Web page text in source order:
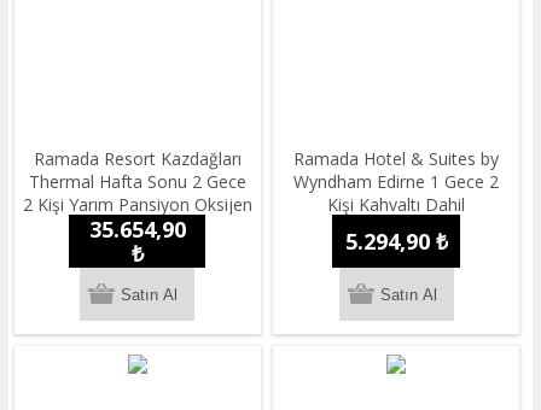
Ramada Resort Kazdağları
Thermal Hafta Sonu 2 Gece
2 Kişi Yarım Pansiyon Oksijen
Konaklama Paketi
35.654,90
₺
Ramada Hotel & Suites by
Wyndham Edirne 1 Gece 2
Kişi Kahvaltı Dahil
Konaklama
5.294,90 ₺